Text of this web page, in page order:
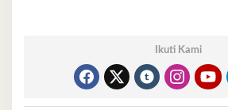
Ikuti Kami